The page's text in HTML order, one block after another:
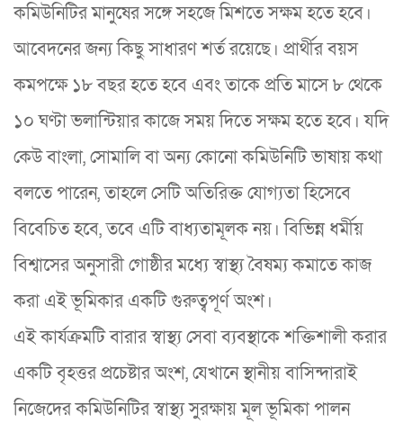
কমিউনিটির মানুষের সঙ্গে সহজে মিশতে সক্ষম হতে হবে।
আবেদনের জন্য কিছু সাধারণ শর্ত রয়েছে। প্রার্থীর বয়স
কমপক্ষে ১৮ বছর হতে হবে এবং তাকে প্রতি মাসে ৮ থেকে
১০ ঘণ্টা ভলান্টিয়ার কাজে সময় দিতে সক্ষম হতে হবে। যদি
কেউ বাংলা, সোমালি বা অন্য কোনো কমিউনিটি ভাষায় কথা
বলতে পারেন, তাহলে সেটি অতিরিক্ত যোগ্যতা হিসেবে
বিবেচিত হবে, তবে এটি বাধ্যতামূলক নয়। বিভিন্ন ধর্মীয়
বিশ্বাসের অনুসারী গোষ্ঠীর মধ্যে স্বাস্থ্য বৈষম্য কমাতে কাজ
করা এই ভূমিকার একটি গুরুত্বপূর্ণ অংশ।
এই কার্যক্রমটি বারার স্বাস্থ্য সেবা ব্যবস্থাকে শক্তিশালী করার
একটি বৃহত্তর প্রচেষ্টার অংশ, যেখানে স্থানীয় বাসিন্দারাই
নিজেদের কমিউনিটির স্বাস্থ্য সুরক্ষায় মূল ভূমিকা পালন